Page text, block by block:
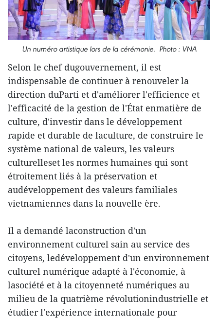
Un numéro artistique lors de la cérémonie. Photo : VNA
Selon le chef dugouvernement, il est
indispensable de continuer à renouveler la
direction duParti et d'améliorer l'efficience et
l'efficacité de la gestion de l'État enmatière de
culture, d'investir dans le développement
rapide et durable de laculture, de construire le
système national de valeurs, les valeurs
culturelleset les normes humaines qui sont
étroitement liés à la préservation et
audéveloppement des valeurs familiales
vietnamiennes dans la nouvelle ère.
Il a demandé laconstruction d'un
environnement culturel sain au service des
citoyens, ledéveloppement d'un environnement
culturel numérique adapté à l'économie, à
lasociété et à la citoyenneté numériques au
milieu de la quatrième révolutionindustrielle et
étudier l'expérience internationale pour